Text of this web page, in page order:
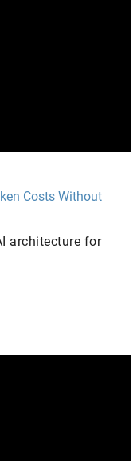
Costs Without
architecture for